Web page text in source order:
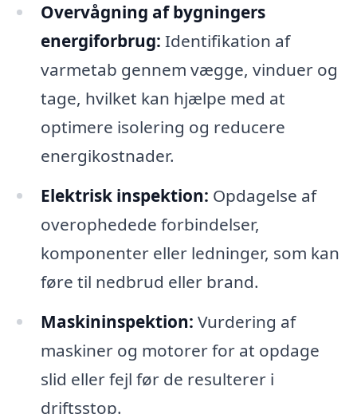
Overvågning af bygningers
energiforbrug: Identifikation af
varmetab gennem vægge, vinduer og
tage, hvilket kan hjælpe med at
optimere isolering og reducere
energikostnader.
Elektrisk inspektion: Opdagelse af
overophedede forbindelser,
komponenter eller ledninger, som kan
føre til nedbrud eller brand.
Maskininspektion: Vurdering af
maskiner og motorer for at opdage
slid eller fejl før de resulterer i
driftsstop.